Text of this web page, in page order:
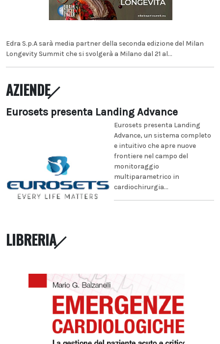
Edra S.p.A sarà media partner della seconda edizione del Milan
Longevity Summit che si svolgerà a Milano dal 21 al...
AZIENDE
Eurosets presenta Landing Advance
Eurosets presenta Landing
Advance, un sistema completo
e intuitivo che apre nuove
frontiere nel campo del
monitoraggio
multiparametrico in
cardiochirurgia...
LIBRERIA